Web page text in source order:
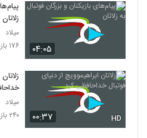
۰۴:۰۵
زلاتان
میلاد
۱۷۶ بازدید
۰۰:۳۷ HD
میلاد
۲۴۰ بازدید